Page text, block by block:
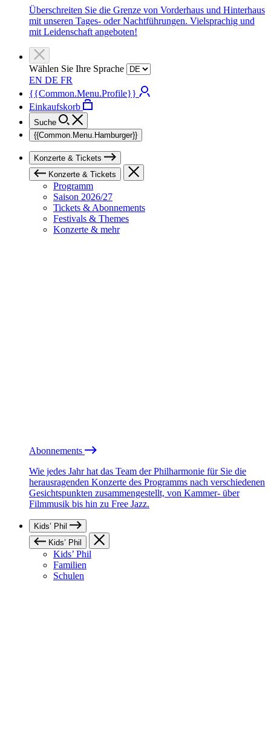
Überschreiten Sie die Grenze von Vorderhaus und Hinterhaus
mit unseren Tages- oder Nachtführungen. Vielsprachig und
mit Leidenschaft angeboten!
Wählen Sie Ihre Sprache
EN DE FR
{{Common.Menu.Profile}}
Einkaufskorb
Suche
{{Common.Menu.Hamburger}}
Konzerte & Tickets
Konzerte & Tickets
Programm
Saison 2026/27
Tickets & Abonnements
Festivals & Themes
Konzerte & mehr
Abonnements
Wie jedes Jahr hat das Team der Philharmonie für Sie die
herausragenden Konzerte des Programms nach verschiedenen
Gesichtspunkten zusammengestellt, von Kammer- über
Filmmusik bis hin zu Free Jazz.
Kids’ Phil
Kids’ Phil
Kids’ Phil
Familien
Schulen